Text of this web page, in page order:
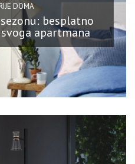
DOMA
besplatno
apartmana